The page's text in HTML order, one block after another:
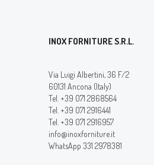
INOX FORNITURE S.R.L.
Via Luigi Albertini, 36 F/2
60131 Ancona (Italy)
Tel. +39 071 2868564
Tel. +39 071 2916441
Tel. +39 071 2916957
info@inoxforniture.it
WhatsApp 331 2978381